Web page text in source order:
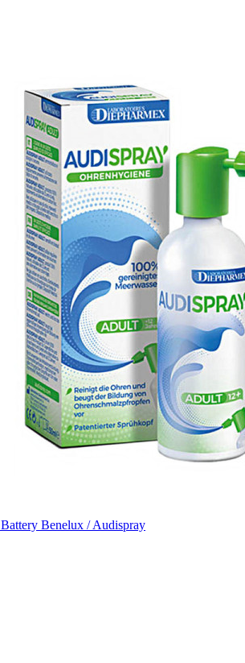
Battery Benelux / Audispray